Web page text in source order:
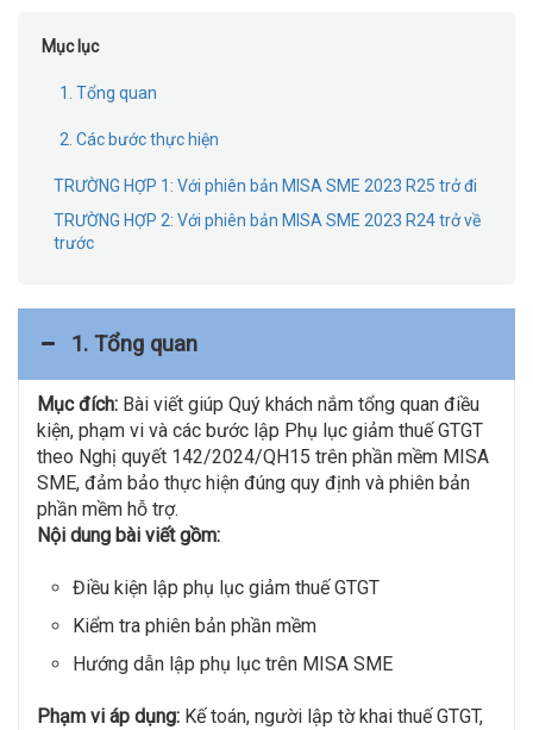
Mục lục
1. Tổng quan
2. Các bước thực hiện
TRƯỜNG HỢP 1: Với phiên bản MISA SME 2023 R25 trở đi
TRƯỜNG HỢP 2: Với phiên bản MISA SME 2023 R24 trở về
trước
1. Tổng quan
Mục đích: Bài viết giúp Quý khách nắm tổng quan điều
kiện, phạm vi và các bước lập Phụ lục giảm thuế GTGT
theo Nghị quyết 142/2024/QH15 trên phần mềm MISA
SME, đảm bảo thực hiện đúng quy định và phiên bản
phần mềm hỗ trợ.
Nội dung bài viết gồm:
Điều kiện lập phụ lục giảm thuế GTGT
Kiểm tra phiên bản phần mềm
Hướng dẫn lập phụ lục trên MISA SME
Phạm vi áp dụng: Kế toán, người lập tờ khai thuế GTGT,